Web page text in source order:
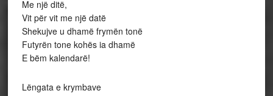
Me një ditë,
Vit për vit me një datë
Shekujve u dhamë frymën tonë
Futyrën tone kohës ia dhamë
E bëm kalendarë!
Lëngata e krymbave